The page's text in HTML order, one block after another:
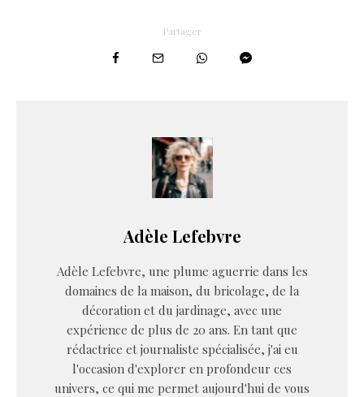
Partager
Adèle Lefebvre
Adèle Lefebvre, une plume aguerrie dans les
domaines de la maison, du bricolage, de la
décoration et du jardinage, avec une
expérience de plus de 20 ans. En tant que
rédactrice et journaliste spécialisée, j'ai eu
l'occasion d'explorer en profondeur ces
univers, ce qui me permet aujourd'hui de vous